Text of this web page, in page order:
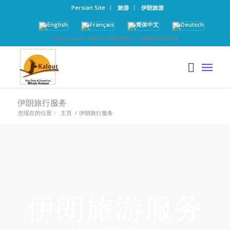
Persian Site 旅游 伊朗旅游
Call us now: +98-21-52827000 | +989126123768
伊朗旅行服务
您现在的位置： 主页 / 伊朗旅行服务